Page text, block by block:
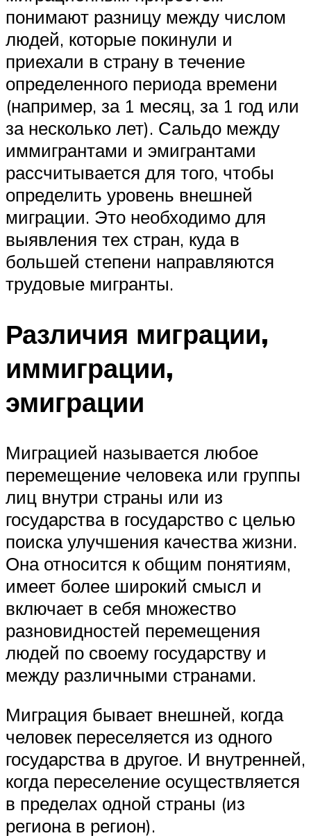
понимают разницу между числом
людей, которые покинули и
приехали в страну в течение
определенного периода времени
(например, за 1 месяц, за 1 год или
за несколько лет). Сальдо между
иммигрантами и эмигрантами
рассчитывается для того, чтобы
определить уровень внешней
миграции. Это необходимо для
выявления тех стран, куда в
большей степени направляются
трудовые мигранты.
Различия миграции,
иммиграции,
эмиграции
Миграцией называется любое
перемещение человека или группы
лиц внутри страны или из
государства в государство с целью
поиска улучшения качества жизни.
Она относится к общим понятиям,
имеет более широкий смысл и
включает в себя множество
разновидностей перемещения
людей по своему государству и
между различными странами.
Миграция бывает внешней, когда
человек переселяется из одного
государства в другое. И внутренней,
когда переселение осуществляется
в пределах одной страны (из
региона в регион).